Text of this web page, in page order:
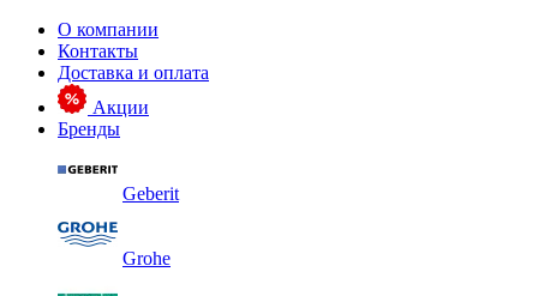
О компании
Контакты
Доставка и оплата
Акции
Бренды
Geberit
Grohe